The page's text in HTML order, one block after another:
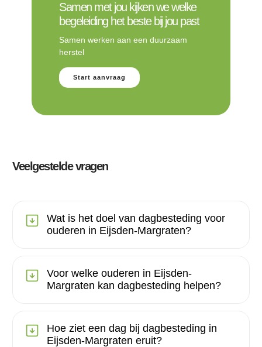
Samen met jou kijken we welke
begeleiding het beste bij jou past
Samen werken aan een duurzaam
herstel
Start aanvraag
Veelgestelde vragen
Wat is het doel van dagbesteding voor
ouderen in Eijsden-Margraten?
Voor welke ouderen in Eijsden-
Margraten kan dagbesteding helpen?
Hoe ziet een dag bij dagbesteding in
Eijsden-Margraten eruit?